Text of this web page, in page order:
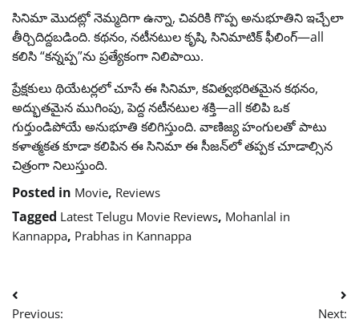
సినిమా మొదట్లో నెమ్మదిగా ఉన్నా, చివరికి గొప్ప అనుభూతిని ఇచ్చేలా
తీర్చిదిద్దబడింది. కథనం, నటీనటుల కృషి, సినిమాటిక్ ఫీలింగ్—all
కలిసి “కన్నప్ప”ను ప్రత్యేకంగా నిలిపాయి.
ప్రేక్షకులు థియేటర్లలో చూసే ఈ సినిమా, కవిత్వభరితమైన కథనం,
అద్భుతమైన ముగింపు, పెద్ద నటీనటుల శక్తి—all కలిపి ఒక
గుర్తుండిపోయే అనుభూతి కలిగిస్తుంది. వాణిజ్య హంగులతో పాటు
కళాత్మకత కూడా కలిపిన ఈ సినిమా ఈ సీజన్‌లో తప్పక చూడాల్సిన
చిత్రంగా నిలుస్తుంది.
Posted in Movie, Reviews
Tagged Latest Telugu Movie Reviews, Mohanlal in
Kannappa, Prabhas in Kannappa
Post
Previous:
Next: